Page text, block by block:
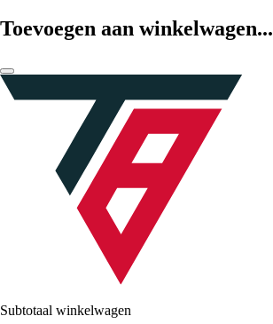
Toevoegen aan winkelwagen...
Subtotaal winkelwagen